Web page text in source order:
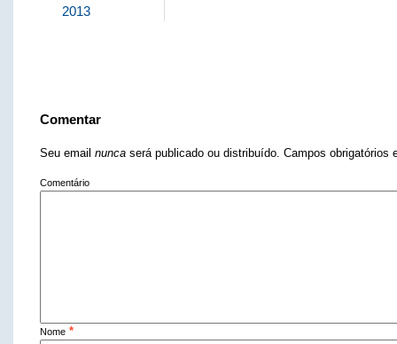
2013
Comentar
Seu email nunca será publicado ou distribuído. Campos
Comentário
Nome *